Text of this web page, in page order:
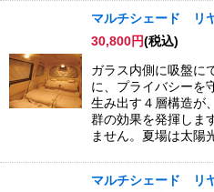
マルチシェード リ
30,800円(税込)
ガラス内側に吸盤に
に、プライバシーを
生み出す４層構造が
群の効果を発揮しま
ません。夏場は太陽
マルチシェード リ